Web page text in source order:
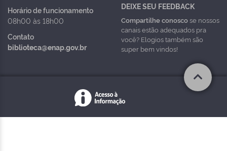
Horário de funcionamento
08h00 às 18h00
Contato
biblioteca@enap.gov.br
DEIXE SEU FEEDBACK
Compartilhe conoscose nossos
canais estão adequados pra
você? Elogios também são
super bem vindos!